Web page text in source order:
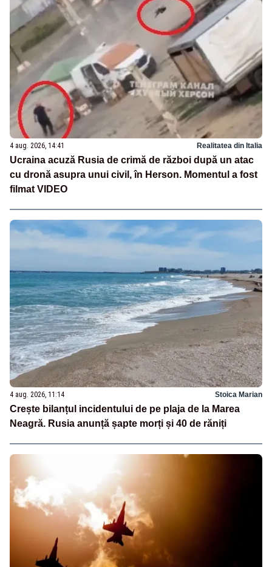
4 aug. 2026, 14:41 Realitatea din Italia
Ucraina acuză Rusia de crimă de război după un atac
cu dronă asupra unui civil, în Herson. Momentul a fost
filmat VIDEO
4 aug. 2026, 11:14 Stoica Marian
Crește bilanțul incidentului de pe plaja de la Marea
Neagră. Rusia anunță șapte morți și 40 de răniți